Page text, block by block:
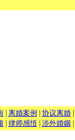
离婚案例 协议离婚
律师感悟 涉外婚姻